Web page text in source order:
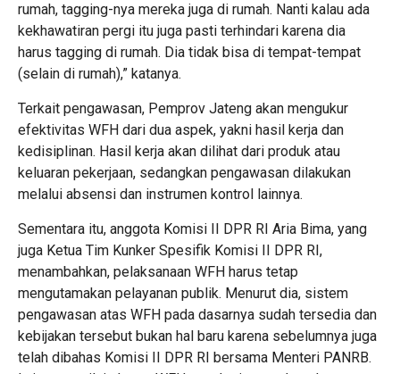
rumah, tagging-nya mereka juga di rumah. Nanti kalau ada
kekhawatiran pergi itu juga pasti terhindari karena dia
harus tagging di rumah. Dia tidak bisa di tempat-tempat
(selain di rumah),” katanya.
Terkait pengawasan, Pemprov Jateng akan mengukur
efektivitas WFH dari dua aspek, yakni hasil kerja dan
kedisiplinan. Hasil kerja akan dilihat dari produk atau
keluaran pekerjaan, sedangkan pengawasan dilakukan
melalui absensi dan instrumen kontrol lainnya.
Sementara itu, anggota Komisi II DPR RI Aria Bima, yang
juga Ketua Tim Kunker Spesifik Komisi II DPR RI,
menambahkan, pelaksanaan WFH harus tetap
mengutamakan pelayanan publik. Menurut dia, sistem
pengawasan atas WFH pada dasarnya sudah tersedia dan
kebijakan tersebut bukan hal baru karena sebelumnya juga
telah dibahas Komisi II DPR RI bersama Menteri PANRB.